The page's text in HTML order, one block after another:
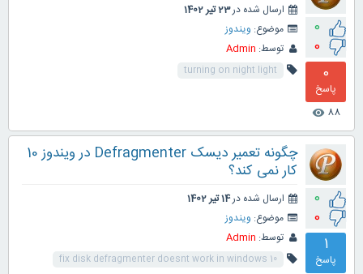
0
0
0
پاسخ
88
visibility
ارسال شده در23 تیر 1402
موضوع: ویندوز
توسط: Admin
turning on night light
0
0
1
پاسخ
چگونه تعمیر دیسک Defragmenter در ویندوز 10
کار نمی کند؟
ارسال شده در14 تیر 1402
موضوع: ویندوز
توسط: Admin
fix disk defragmenter doesnt work in windows 10